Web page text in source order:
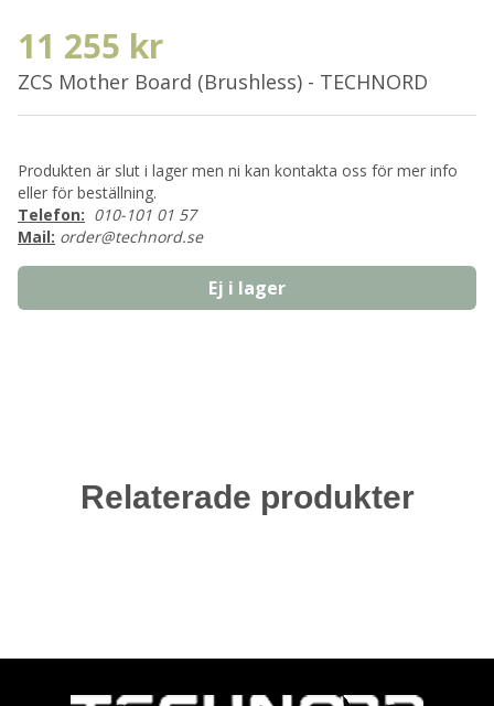
11 255 kr
ZCS Mother Board (Brushless) - TECHNORD
Produkten är slut i lager men ni kan kontakta oss för mer info
eller för beställning.
Telefon: 010-101 01 57
Mail: order@technord.se
Ej i lager
Relaterade produkter